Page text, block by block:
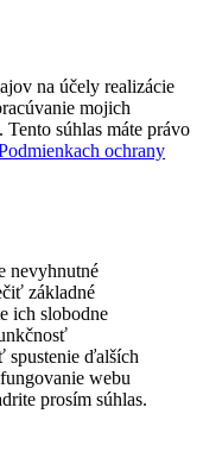
na účely realizácie
mojich
súhlas máte právo
ochrany
nevyhnutné
základné
ich slobodne
spustenie ďalších
webu
prosím súhlas.